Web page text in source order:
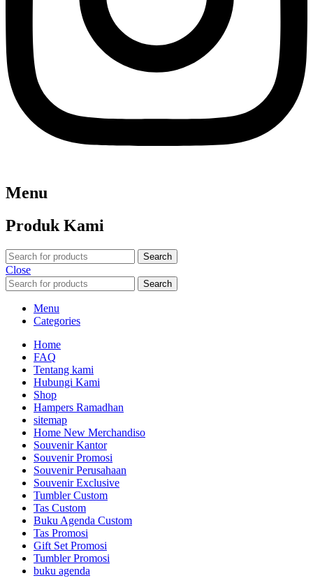
Menu
Produk Kami
Search
Close
Search
Menu
Categories
Home
FAQ
Tentang kami
Hubungi Kami
Shop
Hampers Ramadhan
sitemap
Home New Merchandiso
Souvenir Kantor
Souvenir Promosi
Souvenir Perusahaan
Souvenir Exclusive
Tumbler Custom
Tas Custom
Buku Agenda Custom
Tas Promosi
Gift Set Promosi
Tumbler Promosi
buku agenda